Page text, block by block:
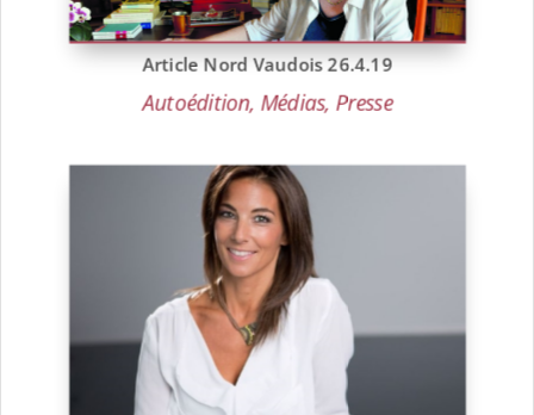
Article Nord Vaudois 26.4.19
Autoédition, Médias, Presse